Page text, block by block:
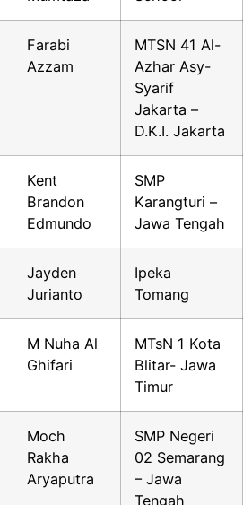
Farabi
Azzam
MTSN 41 Al-
Azhar Asy-
Syarif
Jakarta –
D.K.I. Jakarta
Kent
Brandon
Edmundo
SMP
Karangturi –
Jawa Tengah
Jayden
Jurianto
Ipeka
Tomang
M Nuha Al
Ghifari
MTsN 1 Kota
Blitar- Jawa
Timur
Moch
Rakha
Aryaputra
SMP Negeri
02 Semarang
– Jawa
Tengah